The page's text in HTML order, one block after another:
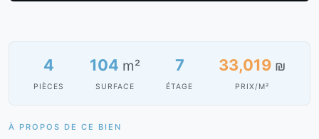
4
PIÈCES
104 m²
SURFACE
7
ÉTAGE
33,019 ₪
PRIX/M²
À PROPOS DE CE BIEN